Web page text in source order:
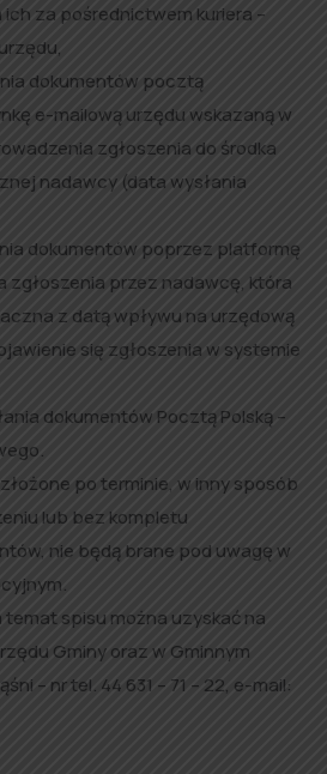
za pośrednictwem kuriera –
dokumentów pocztą
e-mailową urzędu wskazaną w
zgłoszenia do środka
nadawcy (data wysłania
dokumentów poprzez platformę
zgłoszenia przez nadawcę, która
z datą wpływu na urzędową
się zgłoszenia w systemie
dokumentów Pocztą Polską –
po terminie, w inny sposób
lub bez kompletu
nie będą brane pod uwagę w
temat spisu można uzyskać na
Gminy oraz w Gminnym
– nr tel. 44 631 – 71 – 22, e-mail: